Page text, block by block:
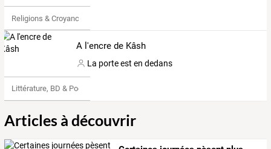
Religions & Croyances
A l'encre de Kâsh
La porte est en dedans
Littérature, BD & Poésie
Articles à découvrir